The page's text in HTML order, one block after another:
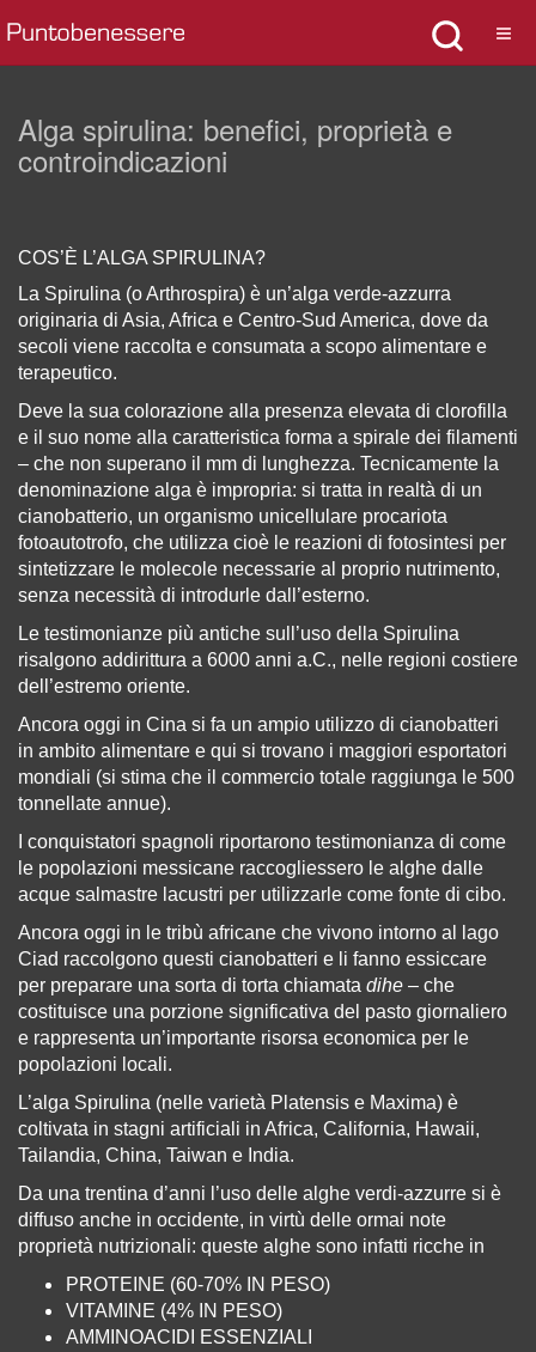
Alga spirulina: benefici, proprietà e
controindicazioni
COS’È L’ALGA SPIRULINA?
La Spirulina (o Arthrospira) è un’alga verde-azzurra
originaria di Asia, Africa e Centro-Sud America, dove da
secoli viene raccolta e consumata a scopo alimentare e
terapeutico.
Deve la sua colorazione alla presenza elevata di clorofilla
e il suo nome alla caratteristica forma a spirale dei filamenti
– che non superano il mm di lunghezza. Tecnicamente la
denominazione alga è impropria: si tratta in realtà di un
cianobatterio, un organismo unicellulare procariota
fotoautotrofo, che utilizza cioè le reazioni di fotosintesi per
sintetizzare le molecole necessarie al proprio nutrimento,
senza necessità di introdurle dall’esterno.
Le testimonianze più antiche sull’uso della Spirulina
risalgono addirittura a 6000 anni a.C., nelle regioni costiere
dell’estremo oriente.
Ancora oggi in Cina si fa un ampio utilizzo di cianobatteri
in ambito alimentare e qui si trovano i maggiori esportatori
mondiali (si stima che il commercio totale raggiunga le 500
tonnellate annue).
I conquistatori spagnoli riportarono testimonianza di come
le popolazioni messicane raccogliessero le alghe dalle
acque salmastre lacustri per utilizzarle come fonte di cibo.
Ancora oggi in le tribù africane che vivono intorno al lago
Ciad raccolgono questi cianobatteri e li fanno essiccare
per preparare una sorta di torta chiamata dihe – che
costituisce una porzione significativa del pasto giornaliero
e rappresenta un’importante risorsa economica per le
popolazioni locali.
L’alga Spirulina (nelle varietà Platensis e Maxima) è
coltivata in stagni artificiali in Africa, California, Hawaii,
Tailandia, China, Taiwan e India.
Da una trentina d’anni l’uso delle alghe verdi-azzurre si è
diffuso anche in occidente, in virtù delle ormai note
proprietà nutrizionali: queste alghe sono infatti ricche in
PROTEINE (60-70% IN PESO)
VITAMINE (4% IN PESO)
AMMINOACIDI ESSENZIALI